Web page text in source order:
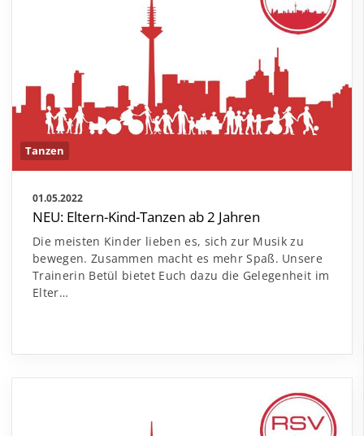
Tanzen
01.05.2022
NEU: Eltern-Kind-Tanzen ab 2 Jahren
Die meisten Kinder lieben es, sich zur Musik zu
bewegen. Zusammen macht es mehr Spaß. Unsere
Trainerin Betül bietet Euch dazu die Gelegenheit im
Elter…